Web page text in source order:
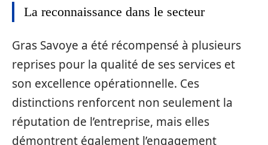
La reconnaissance dans le secteur
Gras Savoye a été récompensé à plusieurs
reprises pour la qualité de ses services et
son excellence opérationnelle. Ces
distinctions renforcent non seulement la
réputation de l’entreprise, mais elles
démontrent également l’engagement